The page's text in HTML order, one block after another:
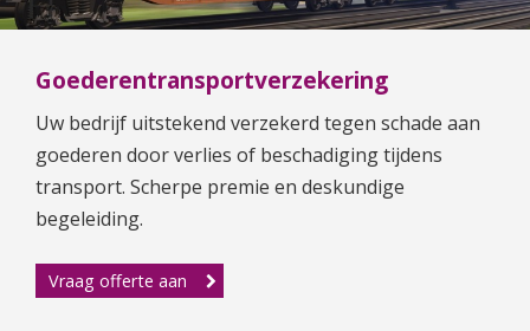
Goederentransportverzekering
Uw bedrijf uitstekend verzekerd tegen schade aan
goederen door verlies of beschadiging tijdens
transport. Scherpe premie en deskundige
begeleiding.
Vraag offerte aan